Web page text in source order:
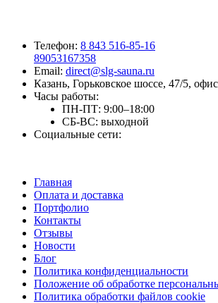
Телефон: 8 843 516-85-16
89053167358
Email: direct@slg-sauna.ru
Казань, Горьковское шоссе, 47/5, офис
Часы работы:
ПН-ПТ: 9:00–18:00
СБ-ВС: выходной
Социальные сети:
Главная
Оплата и доставка
Портфолио
Контакты
Отзывы
Новости
Блог
Политика конфиденциальности
Положение об обработке
Политика обработки файлов cookie